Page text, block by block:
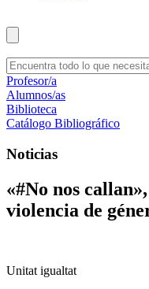
Profesor/a
Alumnos/as
Biblioteca
Catálogo Bibliográfico
Noticias
«#No nos
violencia de
Unitat igualtat